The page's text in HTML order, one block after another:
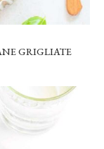
GRIGLIATE